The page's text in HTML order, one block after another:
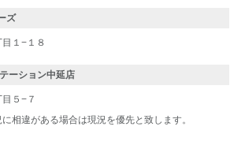
ズ
１−１８
ーション中延店
５−７
相違がある場合は現況を優先と致します。